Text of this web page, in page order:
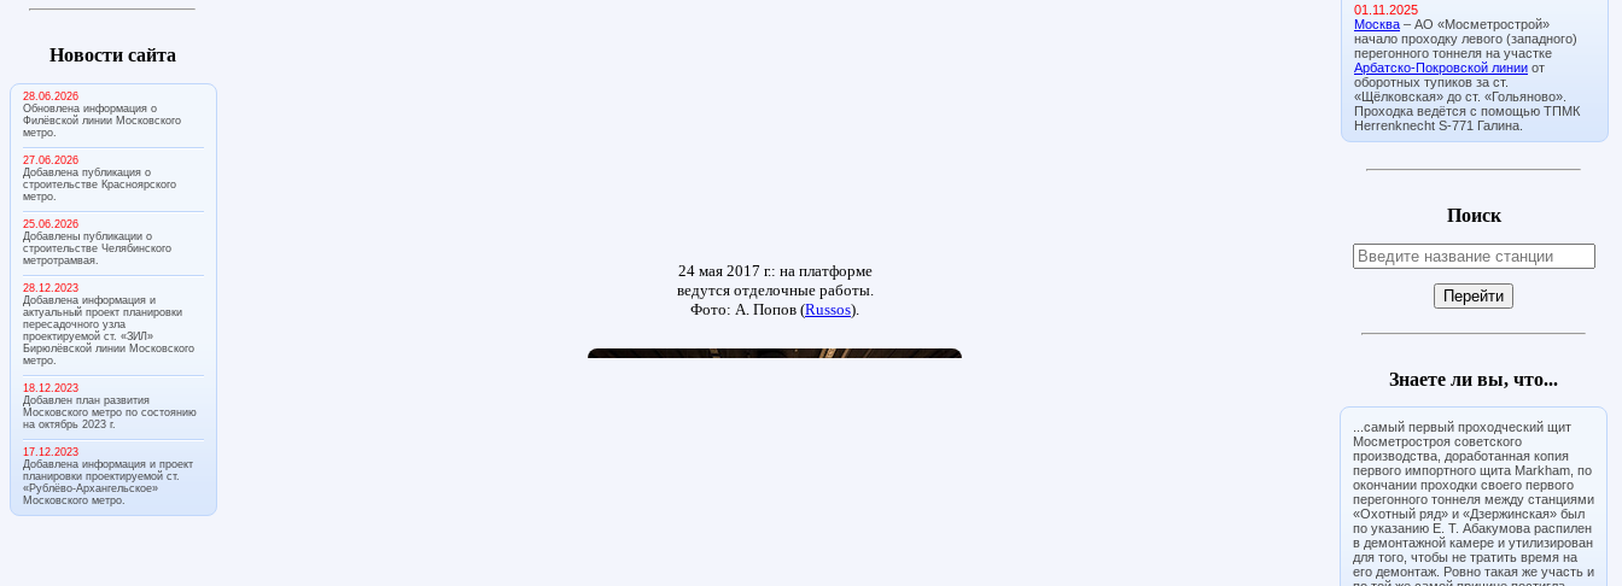
Новости сайта
28.06.2026
Обновлена информация о
Филёвской линии Московского
метро.
27.06.2026
Добавлена публикация о
строительстве Красноярского
метро.
25.06.2026
Добавлены публикации о
строительстве Челябинского
метротрамвая.
28.12.2023
Добавлена информация и
актуальный проект планировки
пересадочного узла
проектируемой ст. «ЗИЛ»
Бирюлёвской линии Московского
метро.
18.12.2023
Добавлен план развития
Московского метро по состоянию
на октябрь 2023 г.
17.12.2023
Добавлена информация и проект
планировки проектируемой ст.
«Рублёво-Архангельское»
Московского метро.
01.11.2025
Москва – АО «Мосметрострой»
начало проходку левого (западного)
перегонного тоннеля на участке
Арбатско-Покровской линии от
оборотных тупиков за ст.
«Щёлковская» до ст. «Гольяново».
Проходка ведётся с помощью ТПМК
Herrenknecht S-771 Галина.
Поиск
Знаете ли вы, что...
...самый первый проходческий щит
Мосметростроя советского
производства, доработанная копия
первого импортного щита Markham, по
окончании проходки своего первого
перегонного тоннеля между станциями
«Охотный ряд» и «Дзержинская» был
по указанию Е. Т. Абакумова распилен
в демонтажной камере и утилизирован
для того, чтобы не тратить время на
его демонтаж. Ровно такая же участь и
24 мая 2017 г.: на платформе
ведутся отделочные работы.
Фото: А. Попов (Russos).